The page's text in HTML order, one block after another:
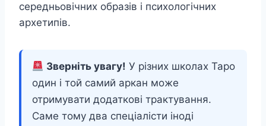
середньовічних образів і психологічних
архетипів.
Зверніть увагу! У різних школах Таро
один і той самий аркан може
отримувати додаткові трактування.
Саме тому два спеціалісти іноді